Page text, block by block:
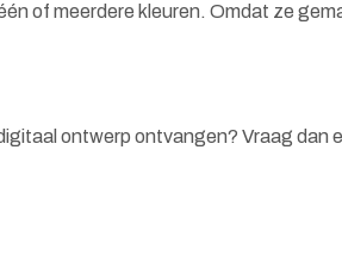
of meerdere kleuren. Omdat ze
ontwerp ontvangen? Vraag